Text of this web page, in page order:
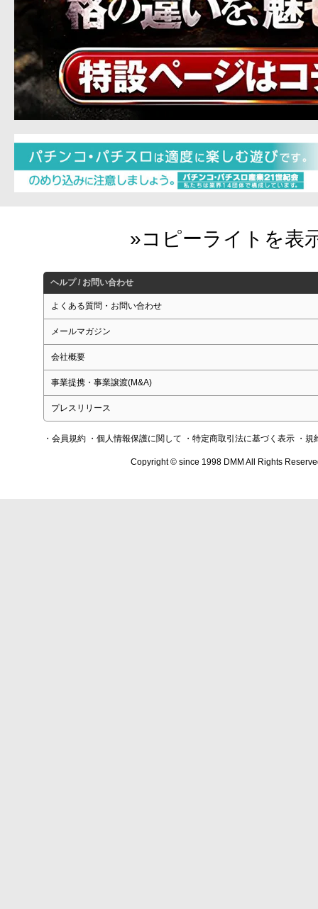
ヘルプ / お問い合わせ
よくある質問・お問い合わせ
メールマガジン
会社概要
事業提携・事業譲渡(M&A)
プレスリリース
・会員規約 ・個人情報保護に関して ・特定商取引法に基づく表示 ・規
Copyright © since 1998 DMM All Rights